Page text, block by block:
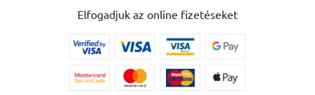
Elfogadjuk az online fizetéseket